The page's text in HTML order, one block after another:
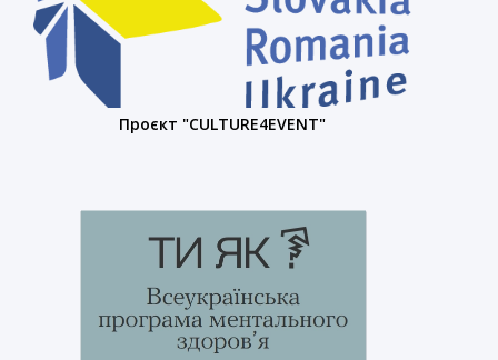
Проєкт "CULTURE4EVENT"